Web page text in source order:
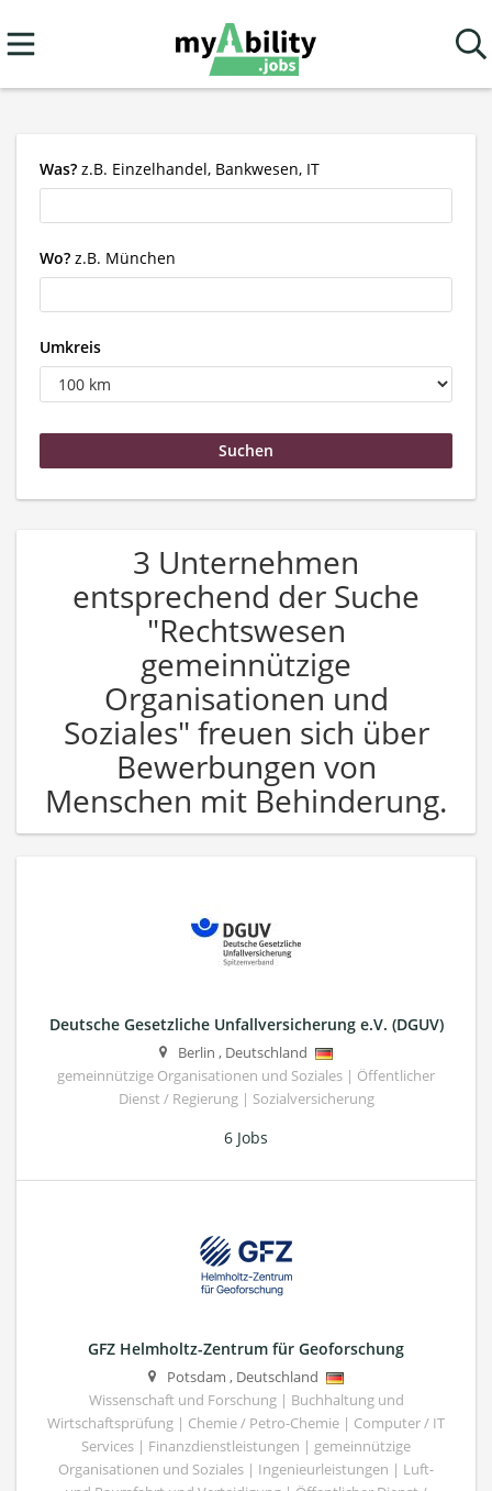
Was? z.B. Einzelhandel, Bankwesen, IT
Wo? z.B. München
Umkreis
3 Unternehmen
entsprechend der Suche
"Rechtswesen
gemeinnützige
Organisationen und
Soziales" freuen sich über
Bewerbungen von
Menschen mit Behinderung.
Deutsche Gesetzliche Unfallversicherung e.V. (DGUV)
Berlin , Deutschland
gemeinnützige Organisationen und Soziales | Öffentlicher
Dienst / Regierung | Sozialversicherung
6 Jobs
GFZ Helmholtz-Zentrum für Geoforschung
Potsdam , Deutschland
Wissenschaft und Forschung | Buchhaltung und
Wirtschaftsprüfung | Chemie / Petro-Chemie | Computer / IT
Services | Finanzdienstleistungen | gemeinnützige
Organisationen und Soziales | Ingenieurleistungen | Luft-